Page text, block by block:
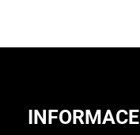
INFORMACE